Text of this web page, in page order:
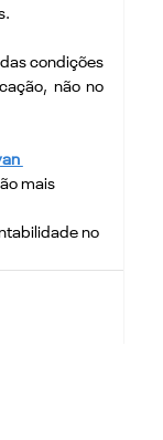
condições
não no
mais
no